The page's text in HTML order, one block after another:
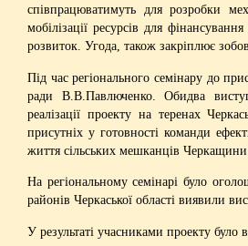
співпрацюватимуть для розробки
мобілізації ресурсів для
розвиток. Угода, також закріплює
Під час регіонального семінару до
ради В.В.Павлюченко. Обидва
реалізації проекту на теренах
присутніх у готовності команди
життя сільських мешканців Черкащини.
На регіональному семінарі було
районів Черкаської області виявили
У результаті учасниками проекту було